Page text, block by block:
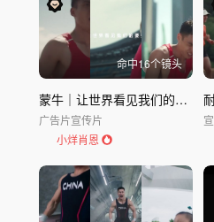
命中16个镜头
蒙牛｜让世界看见我们的要强
广告片宣传片
小烊肖恩